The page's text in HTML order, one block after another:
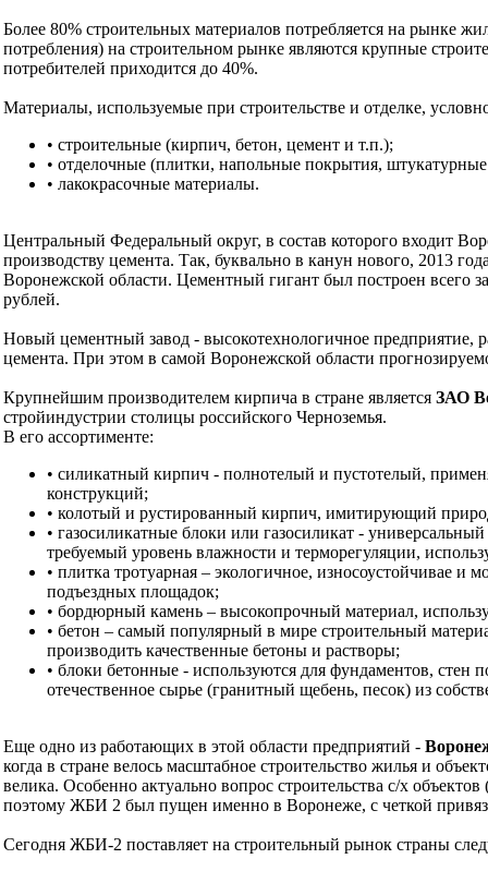
Более 80% строительных материалов потребляется на рынке
потребления) на строительном рынке являются крупные
потребителей приходится до 40%.
Материалы, используемые при строительстве и отделке,
• строительные (кирпич, бетон, цемент и т.п.);
• отделочные (плитки, напольные покрытия,
• лакокрасочные материалы.
Центральный Федеральный округ, в состав которого входит
производству цемента. Так, буквально в канун нового, 2013
Воронежской области. Цементный гигант был построен всего
рублей.
Новый цементный завод - высокотехнологичное предприятие,
цемента. При этом в самой Воронежской области
Крупнейшим производителем кирпича в стране является ЗАО
стройиндустрии столицы российского Черноземья.
В его ассортименте:
• силикатный кирпич - полнотелый и пустотелый,
конструкций;
• колотый и рустированный кирпич, имитирующий
• газосиликатные блоки или газосиликат -
требуемый уровень влажности и терморегуляции,
• плитка тротуарная – экологичное, износоустойчивае и
подъездных площадок;
• бордюрный камень – высокопрочный материал,
• бетон – самый популярный в мире строительный
производить качественные бетоны и растворы;
• блоки бетонные - используются для фундаментов, стен
отечественное сырье (гранитный щебень, песок) из
Еще одно из работающих в этой области предприятий -
когда в стране велось масштабное строительство жилья и
велика. Особенно актуально вопрос строительства с/х
поэтому ЖБИ 2 был пущен именно в Воронеже, с четкой
Сегодня ЖБИ-2 поставляет на строительный рынок страны